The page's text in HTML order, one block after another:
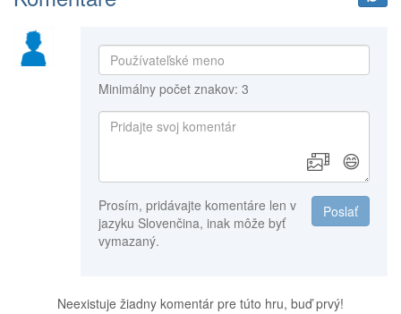
Minimálny počet znakov: 3
😄
Poslať
Prosím, pridávajte komentáre len v
jazyku Slovenčina, inak môže byť
vymazaný.
Neexistuje žiadny komentár pre túto hru, buď prvý!